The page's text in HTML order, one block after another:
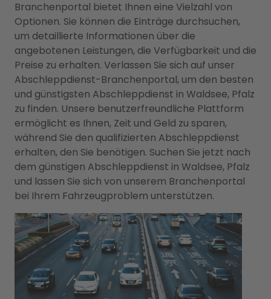
Branchenportal bietet Ihnen eine Vielzahl von
Optionen. Sie können die Einträge durchsuchen,
um detaillierte Informationen über die
angebotenen Leistungen, die Verfügbarkeit und die
Preise zu erhalten. Verlassen Sie sich auf unser
Abschleppdienst-Branchenportal, um den besten
und günstigsten Abschleppdienst in Waldsee, Pfalz
zu finden. Unsere benutzerfreundliche Plattform
ermöglicht es Ihnen, Zeit und Geld zu sparen,
während Sie den qualifizierten Abschleppdienst
erhalten, den Sie benötigen. Suchen Sie jetzt nach
dem günstigen Abschleppdienst in Waldsee, Pfalz
und lassen Sie sich von unserem Branchenportal
bei Ihrem Fahrzeugproblem unterstützen.